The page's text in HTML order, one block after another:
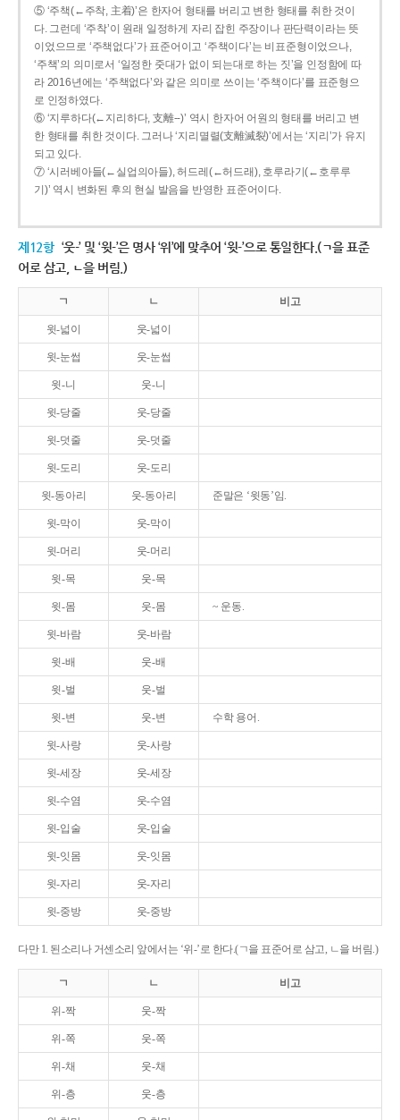
⑤ ‘주책(←주착, 主着)’은 한자어 형태를 버리고 변한 형태를 취한 것이
다. 그런데 ‘주착’이 원래 일정하게 자리 잡힌 주장이나 판단력이라는 뜻
이었으므로 ‘주책없다’가 표준어이고 ‘주책이다’는 비표준형이었으나,
‘주책’의 의미로서 ‘일정한 줏대가 없이 되는대로 하는 짓’을 인정함에 따
라 2016년에는 ‘주책없다’와 같은 의미로 쓰이는 ‘주책이다’를 표준형으
로 인정하였다.
⑥ ‘지루하다(←지리하다, 支離--)’ 역시 한자어 어원의 형태를 버리고 변
한 형태를 취한 것이다. 그러나 ‘지리멸렬(支離滅裂)’에서는 ‘지리’가 유지
되고 있다.
⑦ ‘시러베아들(←실업의아들), 허드레(←허드래), 호루라기(←호루루
기)’ 역시 변화된 후의 현실 발음을 반영한 표준어이다.
제12항 ‘웃-’ 및 ‘윗-’은 명사 ‘위’에 맞추어 ‘윗-’으로 통일한다.(ㄱ을 표준
어로 삼고, ㄴ을 버림.)
ㄱ ㄴ 비고
윗-넓이 웃-넓이
윗-눈썹 웃-눈썹
윗-니 웃-니
윗-당줄 웃-당줄
윗-덧줄 웃-덧줄
윗-도리 웃-도리
윗-동아리 웃-동아리 준말은 ‘윗동’임.
윗-막이 웃-막이
윗-머리 웃-머리
윗-목 웃-목
윗-몸 웃-몸 ~ 운동.
윗-바람 웃-바람
윗-배 웃-배
윗-벌 웃-벌
윗-변 웃-변 수학 용어.
윗-사랑 웃-사랑
윗-세장 웃-세장
윗-수염 웃-수염
윗-입술 웃-입술
윗-잇몸 웃-잇몸
윗-자리 웃-자리
윗-중방 웃-중방
다만 1. 된소리나 거센소리 앞에서는 ‘위-’로 한다.(ㄱ을 표준어로 삼고, ㄴ을 버림.)
ㄱ ㄴ 비고
위-짝 웃-짝
위-쪽 웃-쪽
위-채 웃-채
위-층 웃-층